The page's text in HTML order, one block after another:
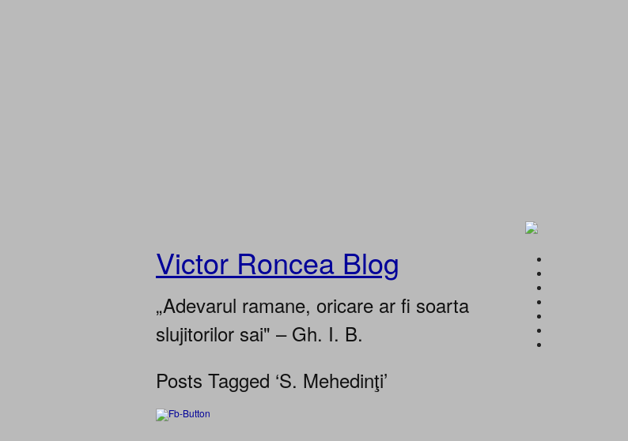
Victor Roncea Blog
„Adevarul ramane, oricare ar fi soarta
slujitorilor sai" – Gh. I. B.
Posts Tagged ‘S. Mehedinţi’